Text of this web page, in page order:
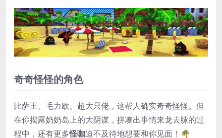
奇奇怪怪的角色
比萨王、毛力欧、超大只佬，这帮人确实奇奇怪怪。但
在你揭露奶奶岛上的大阴谋，拼凑出事情来龙去脉的过
程中，还有更多怪咖迫不及待地想要和你见面！🌴